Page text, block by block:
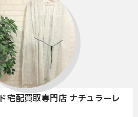
宅配買取専門店 ナチュラーレ